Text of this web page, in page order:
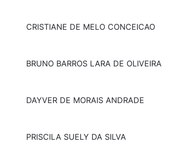
CRISTIANE DE MELO CONCEICAO
BRUNO BARROS LARA DE OLIVEIRA
DAYVER DE MORAIS ANDRADE
PRISCILA SUELY DA SILVA